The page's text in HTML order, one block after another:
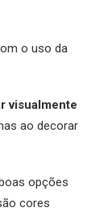
visualmente
ao decorar
opções
cores